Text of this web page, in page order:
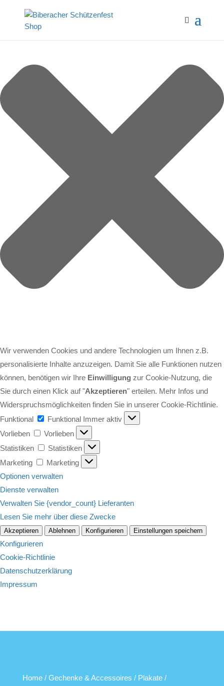
Wir verwenden Cookies und andere Technologien um Ihnen z.B.
personalisierte Inhalte anzuzeigen. Damit Sie alle Funktionen nutzen
können, benötigen wir Ihre Einwilligung zur Cookie-Nutzung, die
Sie durch einen Klick auf "Akzeptieren" erteilen. Mehr Infos und
Widerspruchsmöglichkeiten finden Sie in unserer Cookie-Richtlinie.
Funktional
Funktional Immer aktiv
Vorlieben
Vorlieben
Statistiken
Statistiken
Marketing
Marketing
Optionen verwalten
Dienste verwalten
Verwalten Sie {vendor_count} Lieferanten
Lesen Sie mehr über diese Zwecke
Akzeptieren Ablehnen Konfigurieren Einstellungen speichern
Konfigurieren
Cookie-Richtlinie
Datenschutzerklärung
Impressum
Home/ Gechenke & Accessoires / Plakate/